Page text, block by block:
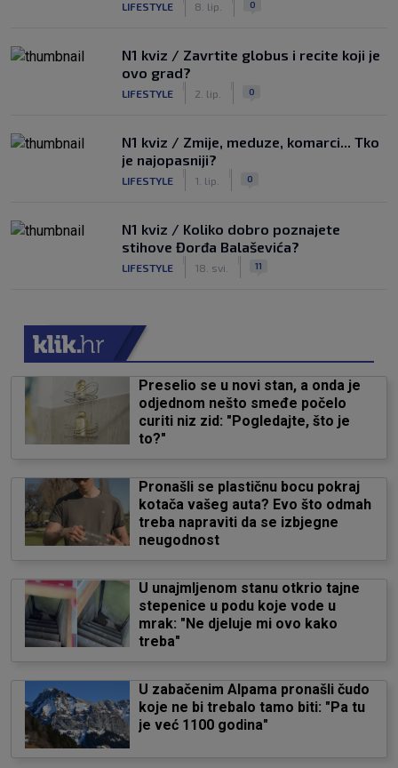
LIFESTYLE 8. lip. 0
N1 kviz / Zavrtite globus i recite koji je
ovo grad?
LIFESTYLE 2. lip. 0
N1 kviz / Zmije, meduze, komarci... Tko
je najopasniji?
LIFESTYLE 1. lip. 0
N1 kviz / Koliko dobro poznajete
stihove Đorđa Balaševića?
LIFESTYLE 18. svi. 11
Preselio se u novi stan, a onda je
odjednom nešto smeđe počelo
curiti niz zid: "Pogledajte, što je
to?"
Pronašli se plastičnu bocu pokraj
kotača vašeg auta? Evo što odmah
treba napraviti da se izbjegne
neugodnost
U unajmljenom stanu otkrio tajne
stepenice u podu koje vode u
mrak: "Ne djeluje mi ovo kako
treba"
U zabačenim Alpama pronašli čudo
koje ne bi trebalo tamo biti: "Pa tu
je već 1100 godina"